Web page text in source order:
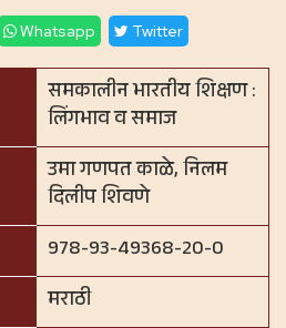
Whatsapp Twitter
समकालीन भारतीय शिक्षण :
लिंगभाव व समाज
उमा गणपत काळे, निलम
दिलीप शिवणे
978-93-49368-20-0
मराठी